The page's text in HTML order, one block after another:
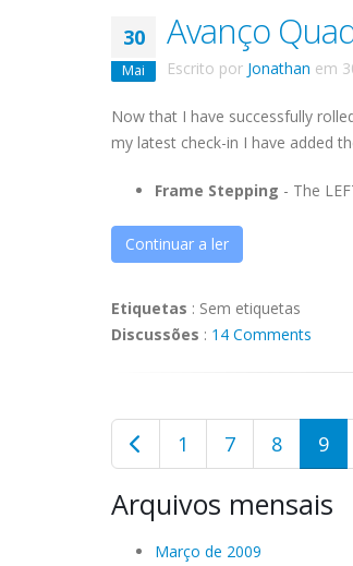
30
Mai
Avanço
Escrito por Jonathan em
Now that I have successfully
my latest check-in I have added
Frame Stepping - The
Continuar a ler
Etiquetas : Sem etiquetas
Discussões : 14 Comments
1 7 8 9
Arquivos mensais
Março de 2009